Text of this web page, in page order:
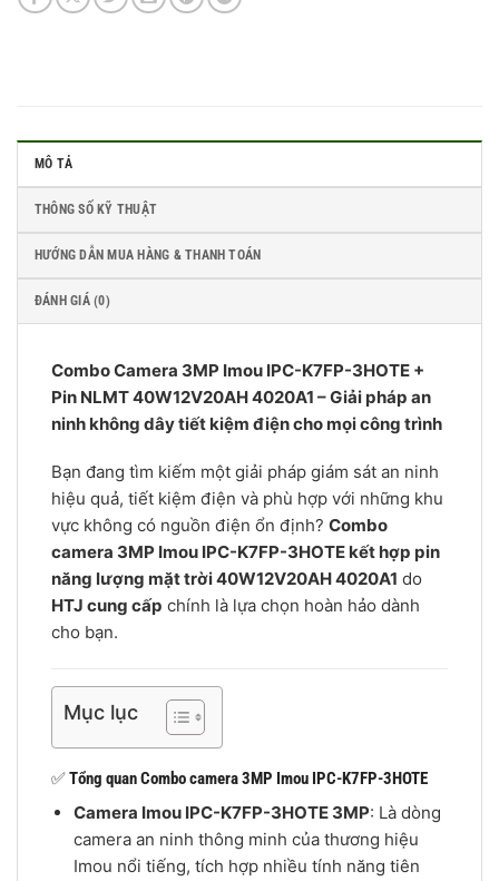
MÔ TẢ
THÔNG SỐ KỸ THUẬT
HƯỚNG DẪN MUA HÀNG & THANH TOÁN
ĐÁNH GIÁ (0)
Combo Camera 3MP Imou IPC-K7FP-3HOTE +
Pin NLMT 40W12V20AH 4020A1 – Giải pháp an
ninh không dây tiết kiệm điện cho mọi công trình
Bạn đang tìm kiếm một giải pháp giám sát an ninh
hiệu quả, tiết kiệm điện và phù hợp với những khu
vực không có nguồn điện ổn định? Combo
camera 3MP Imou IPC-K7FP-3HOTE kết hợp pin
năng lượng mặt trời 40W12V20AH 4020A1 do
HTJ cung cấp chính là lựa chọn hoàn hảo dành
cho bạn.
Mục lục
✅Tổng quan Combo camera 3MP Imou IPC-K7FP-3HOTE
Camera Imou IPC-K7FP-3HOTE 3MP: Là dòng
camera an ninh thông minh của thương hiệu
Imou nổi tiếng, tích hợp nhiều tính năng tiên